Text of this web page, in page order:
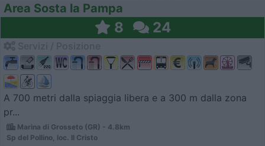
Area Sosta la Pampa
8 24
A 700 metri dalla spiaggia libera e a 300 m dalla zona
pr...
Marina di Grosseto (GR) - 4.8km
Sp del Pollino, loc. Il Cristo